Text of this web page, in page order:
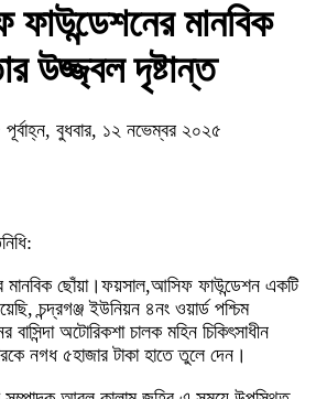
মানবিক
উজ্জ্বল দৃষ্টান্ত
বুধবার, ১২ নভেম্বর ২০২৫
ছোঁয়া।ফয়সাল,আসিফ ফাউন্ডেশন একটি
চন্দ্রগঞ্জ ইউনিয়ন ৪নং ওয়ার্ড পশ্চিম
অটোরিকশা চালক মহিন চিকিৎসাধীন
নগধ ৫হাজার টাকা হাতে তুলে দেন।